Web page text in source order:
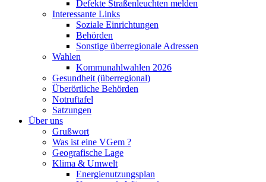
Defekte Straßenleuchten melden
Interessante Links
Soziale Einrichtungen
Behörden
Sonstige überregionale Adressen
Wahlen
Kommunahlwahlen 2026
Gesundheit (überregional)
Überörtliche Behörden
Notruftafel
Satzungen
Über uns
Grußwort
Was ist eine VGem ?
Geografische Lage
Klima & Umwelt
Energienutzungsplan